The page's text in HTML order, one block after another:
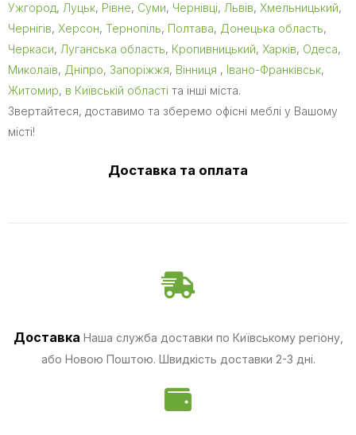
Ужгород, Луцьк, Рівне, Суми, Чернівці, Львів, Хмельницький,
Чернігів, Херсон, Тернопіль, Полтава, Донецька область,
Черкаси, Луганська область, Кропивницький, Харків, Одеса,
Миколаїв, Дніпро, Запоріжжя, Вінниця , Івано-Франківськ,
Житомир, в Київській області та інші міста.
Звертайтеся, доставимо та зберемо офісні меблі у Вашому
місті!
Доставка та оплата
Доставка Наша служба доставки по Київському регіону,
або Новою Поштою. Швидкість доставки 2-3 дні.